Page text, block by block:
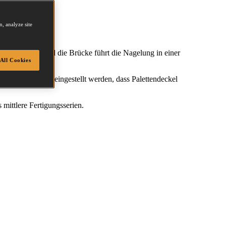
gelegt und die Brücke führt die Nagelung in einer
außerdem so eingestellt werden, dass Palettendeckel
Fertigungsserien.
analyze site
Cookies